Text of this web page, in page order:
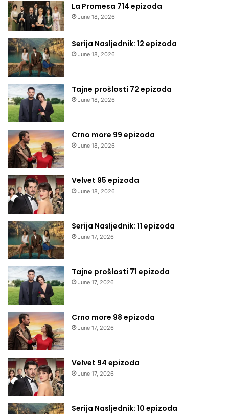
La Promesa 714 epizoda
June 18, 2026
Serija Nasljednik: 12 epizoda
June 18, 2026
Tajne prošlosti 72 epizoda
June 18, 2026
Crno more 99 epizoda
June 18, 2026
Velvet 95 epizoda
June 18, 2026
Serija Nasljednik: 11 epizoda
June 17, 2026
Tajne prošlosti 71 epizoda
June 17, 2026
Crno more 98 epizoda
June 17, 2026
Velvet 94 epizoda
June 17, 2026
Serija Nasljednik: 10 epizoda